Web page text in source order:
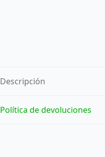
Descripción
Política de devoluciones